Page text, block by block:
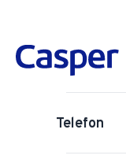
Telefon